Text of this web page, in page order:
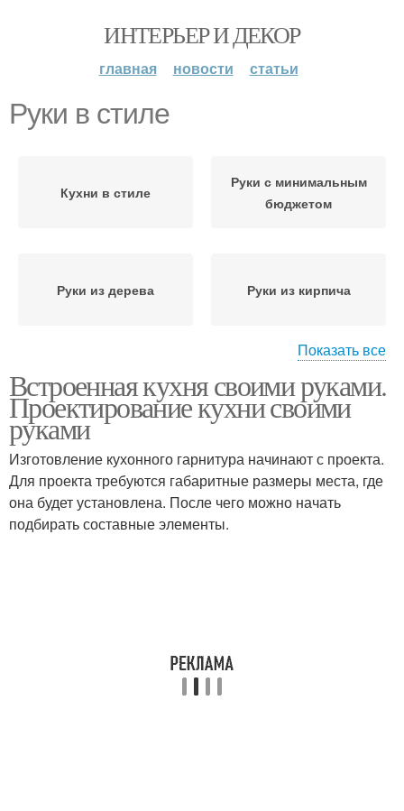
ИНТЕРЬЕР И ДЕКОР
главная новости статьи
Руки в стиле
Кухни в стиле
Руки с минимальным
бюджетом
Руки из дерева Руки из кирпича
Стен в стиле Кладка в стиле
Показать все
Встроенная кухня своими руками.
Проектирование кухни своими
руками
Изготовление кухонного гарнитура начинают с проекта.
Для проекта требуются габаритные размеры места, где
она будет установлена. После чего можно начать
подбирать составные элементы.